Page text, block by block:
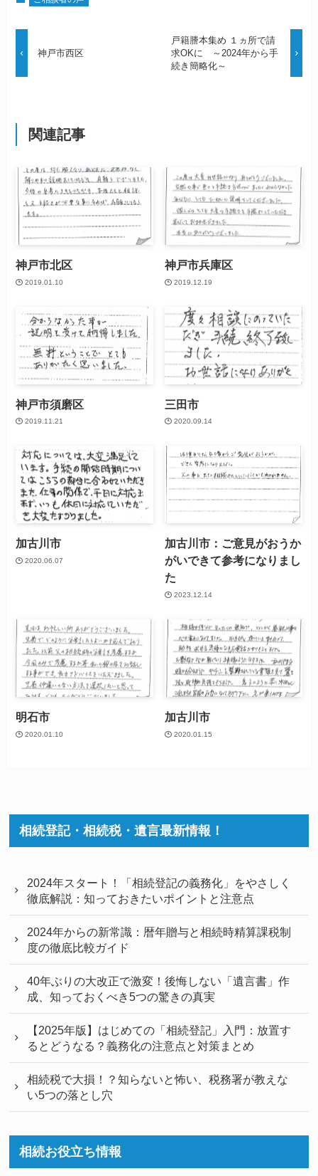
神戸市西区
戸籍謄本集め １ヵ所で請
求OKに ～2024年から手
続き簡略化～
関連記事
神戸市北区
2019.01.10
神戸市兵庫区
2019.12.19
神戸市須磨区
2019.11.21
三田市
2020.09.14
加古川市
2020.06.07
加古川市：ご意見がおうか
がいできて参考になりまし
た
2023.12.14
明石市
2020.01.10
加古川市
2020.01.15
相続登記・相続税・遺言最新情報！
2024年スタート！「相続登記の義務化」をやさしく
徹底解説：知っておきたいポイントと注意点
2024年からの新常識：暦年贈与と相続時精算課税制
度の徹底比較ガイド
40年ぶりの大改正で激変！後悔しない「遺言書」作
成、知っておくべき5つの驚きの真実
【2025年版】はじめての「相続登記」入門：放置す
るとどうなる？義務化の注意点と対策まとめ
相続税で大損！？知らないと怖い、税務署が教えな
い5つの落とし穴
相続お役立ち情報